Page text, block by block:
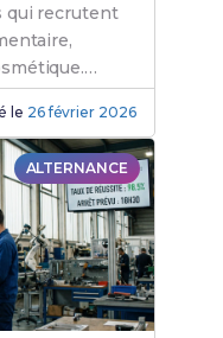
qui recrutent
le 26 février 2026
ALTERNANCE